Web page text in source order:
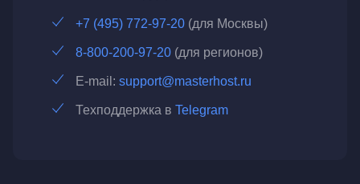
+7 (495) 772-97-20 (для Москвы)
8-800-200-97-20 (для регионов)
E-mail: support@masterhost.ru
Техподдержка в Telegram